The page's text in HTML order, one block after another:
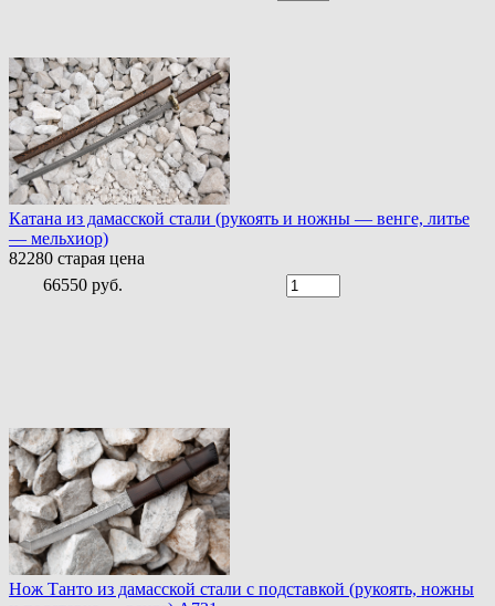
Катана из дамасской стали (рукоять и ножны — венге, литье
— мельхиор)
82280 старая цена
66550 руб.
Нож Танто из дамасской стали c подставкой (рукоять, ножны